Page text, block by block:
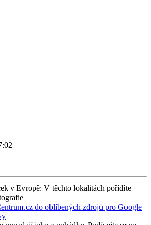
v Evropě: V těchto lokalitách pořídíte
do oblíbených zdrojů pro Google